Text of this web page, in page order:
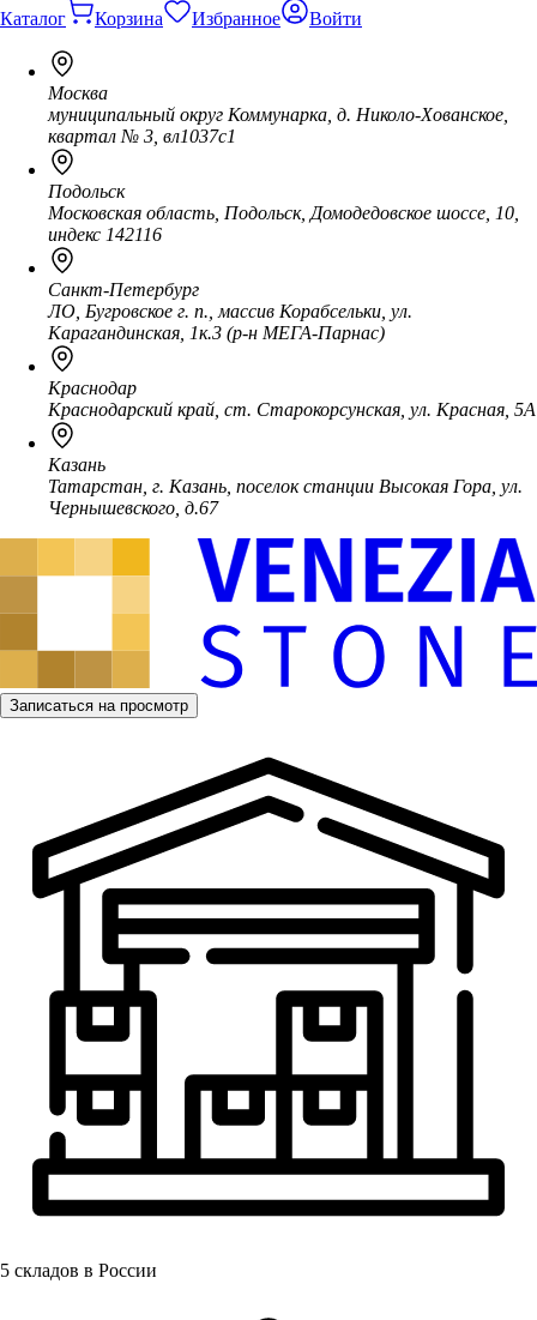
Каталог Корзина Избранное Войти
Москва
муниципальный округ Коммунарка, д. Николо-Хованское,
квартал № 3, вл1037с1
Подольск
Московская область, Подольск, Домодедовское шоссе, 10,
индекс 142116
Санкт-Петербург
ЛО, Бугровское г. п., массив Корабсельки, ул.
Карагандинская, 1к.3 (р-н МЕГА-Парнас)
Краснодар
Краснодарский край, ст. Старокорсунская, ул. Красная, 5А
Казань
Татарстан, г. Казань, поселок станции Высокая Гора, ул.
Чернышевского, д.67
Записаться на просмотр
5 складов в России